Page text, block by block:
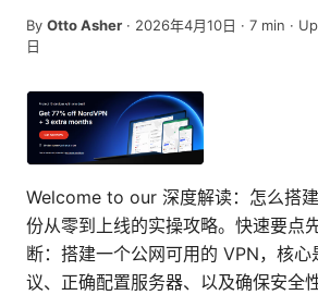
By Otto Asher · 2026年4月10日 · 7 min ·
日
Welcome to our 深度解读：怎么搭
份从零到上线的实操攻略。快速要点
断：搭建一个公网可用的 VPN，核
议、正确配置服务器、以及确保安全